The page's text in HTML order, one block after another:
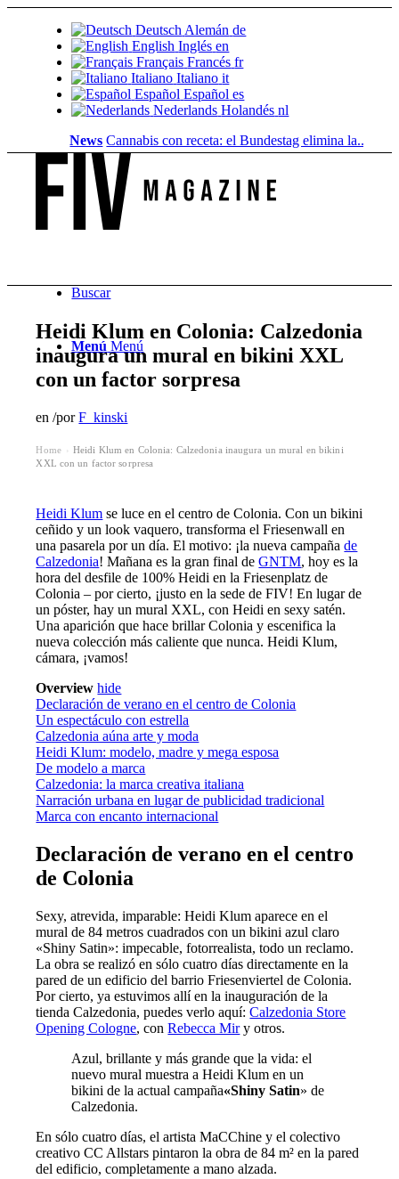
Deutsch Alemán de
English Inglés en
Français Francés fr
Italiano Italiano it
Español Español es
Nederlands Holandés nl
News Cannabis con receta: el Bundestag elimina la... Valor
Buscar
Menú Menú
Heidi Klum en Colonia: Calzedonia
inaugura un mural en bikini XXL
con un factor sorpresa
en/porF_kinski
Home
Heidi Klum en Colonia: Calzedonia inaugura un mural en bikini
XXL con un factor sorpresa
Heidi Klum se luce en el centro de Colonia. Con un bikini
ceñido y un look vaquero, transforma el Friesenwall en
una pasarela por un día. El motivo: ¡la nueva campañade
Calzedonia! Mañana es la gran final deGNTM, hoy es la
hora del desfile de 100% Heidi en la Friesenplatz de
Colonia – por cierto, ¡justo en la sede de FIV! En lugar de
un póster, hay un mural XXL, con Heidi en sexy satén.
Una aparición que hace brillar Colonia y escenifica la
nueva colección más caliente que nunca. Heidi Klum,
cámara, ¡vamos!
Overview hide
Declaración de verano en el centro de Colonia
Un espectáculo con estrella
Calzedonia aúna arte y moda
Heidi Klum: modelo, madre y mega esposa
De modelo a marca
Calzedonia: la marca creativa italiana
Narración urbana en lugar de publicidad tradicional
Marca con encanto internacional
Declaración de verano en el centro
de Colonia
Sexy, atrevida, imparable: Heidi Klum aparece en el
mural de 84 metros cuadrados con un bikini azul claro
«Shiny Satin»: impecable, fotorrealista, todo un reclamo.
La obra se realizó en sólo cuatro días directamente en la
pared de un edificio del barrio Friesenviertel de Colonia.
Por cierto, ya estuvimos allí en la inauguración de la
tienda Calzedonia, puedes verlo aquí:Calzedonia Store
Opening Cologne, conRebecca Miry otros.
Azul, brillante y más grande que la vida: el
nuevo mural muestra a Heidi Klum en un
bikini de la actual campaña«Shiny Satin» de
Calzedonia.
En sólo cuatro días, el artista MaCChine y el colectivo
creativo CC Allstars pintaron la obra de 84 m² en la pared
del edificio, completamente a mano alzada.